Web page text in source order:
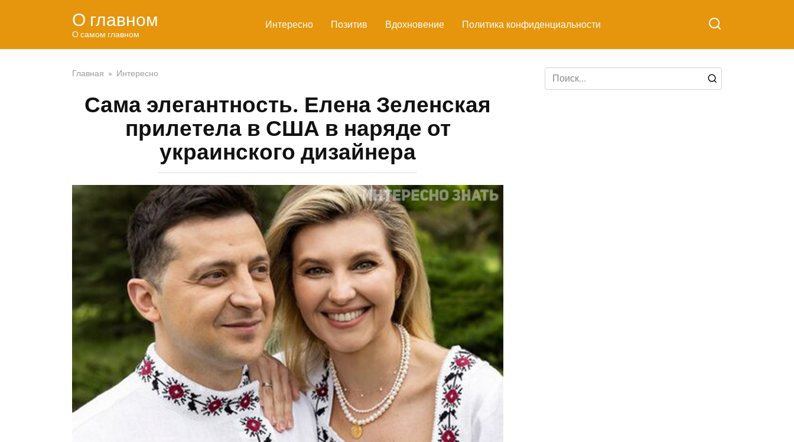
О главном
О самом главном
Интересно Позитив Вдохновение Политика конфиденциальности
Главная » Интересно
Сама элегантность. Елена Зеленская
прилетела в США в наряде от
украинского дизайнера
Search
for: